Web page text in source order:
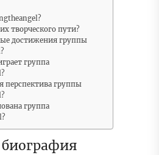
творческого пути?
достижения группы
группа
перспектива группы
группа